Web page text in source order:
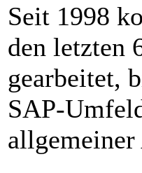
Seit 1998
den letzten
gearbeitet,
SAP-